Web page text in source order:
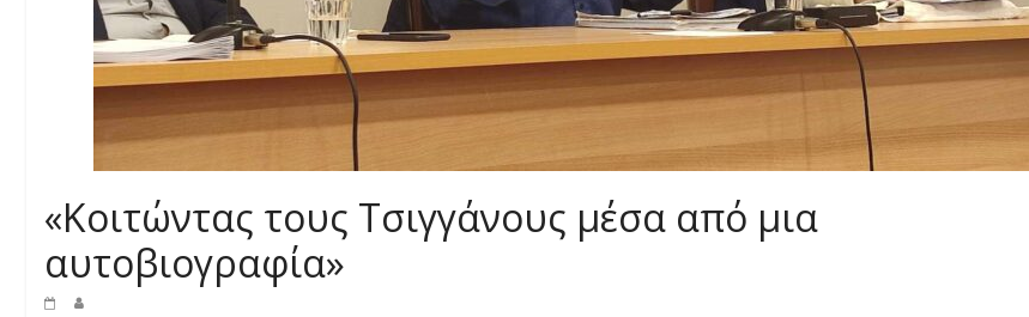
«Κοιτώντας τους Τσιγγάνους μέσα από μια
αυτοβιογραφία»